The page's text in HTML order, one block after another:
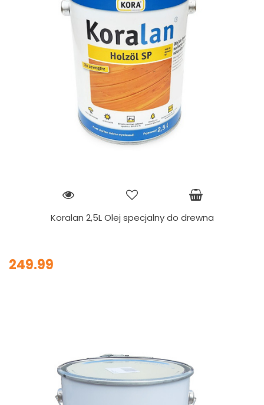
Koralan 2,5L Olej specjalny do drewna
249.99